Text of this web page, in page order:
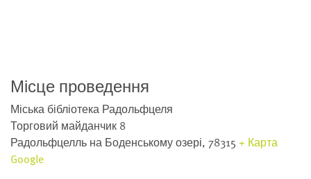
Місце проведення
Міська бібліотека Радольфцеля
Торговий майданчик 8
Радольфцелль на Боденському озері, 78315 + Карта
Google